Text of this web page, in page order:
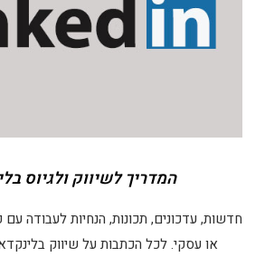
המדריך לשיווק ולגיוס
חדשות, עדכונים, תכונות, הנחיות לעבודה עם
או עסקי. לכל הכתבות על שיווק
אסטרטגיה. חדשנות.
מכירות. HR. גיוס עובדים. AI